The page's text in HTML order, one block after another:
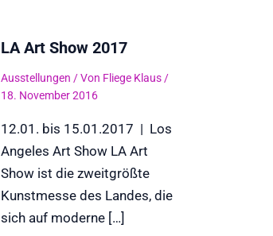
LA Art Show 2017
Ausstellungen / Von Fliege Klaus /
18. November 2016
12.01. bis 15.01.2017 | Los
Angeles Art Show LA Art
Show ist die zweitgrößte
Kunstmesse des Landes, die
sich auf moderne […]